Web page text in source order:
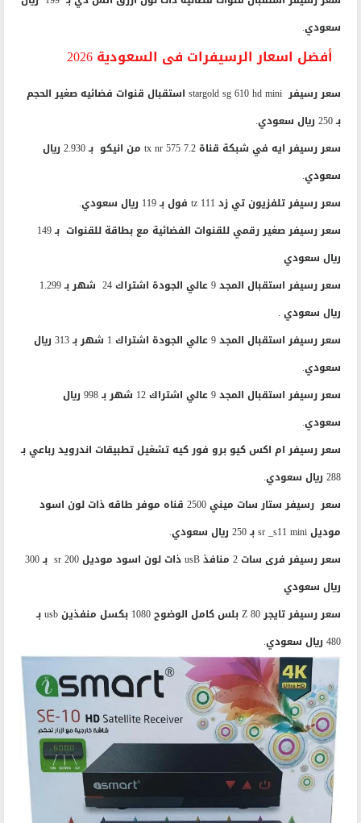
سعر رسيفر استقبال قنوات فضائية ذات لون أزرق اتش دي بـ 199 ريال
سعودي.
أفضل اسعار الرسيفرات فى السعودية 2026
سعر رسيفر stargold sg 610 hd mini استقبال قنوات فضائيه صغير الحجم
بـ 250 ريال سعودي.
سعر رسيفر ايه في شبكة قناة tx nr 575 7.2 من انيكو بـ 2.930 ريال
سعودي.
سعر رسيفر تلفزيون تي زد 111 tz فول بـ 119 ريال سعودي.
ريال سعودي
ريال سعودي .
سعر رسيفر استقبال المجد 9 عالي الجودة اشتراك 1 شهر بـ 313 ريال
سعودي.
سعر رسيفر استقبال المجد 9 عالي اشتراك 12 شهر بـ 998 ريال
سعودي.
سعر رسيفر ام اكس كيو برو فور كيه تشغيل تطبيقات اندرويد رباعي بـ
سعر رسيفر ستار سات ميني 2500 قناه موفر طاقه ذات لون اسود
موديل sr _s11 mini بـ 250 ريال سعودي.
ريال سعودي
سعر رسيفر تايجر Z 80 بلس كامل الوضوح 1080 بكسل منفذين usb بـ